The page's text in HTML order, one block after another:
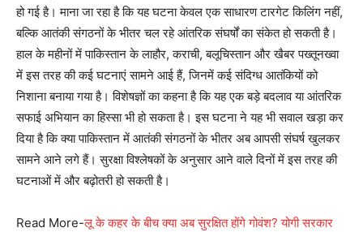
हो गई है। माना जा रहा है कि यह घटना केवल एक साधारण टारगेट किलिंग नहीं,
बल्कि आतंकी संगठनों के भीतर चल रहे आंतरिक संघर्षों का संकेत हो सकती है।
हाल के महीनों में पाकिस्तान के लाहौर, कराची, बलूचिस्तान और खैबर पख्तूनख्वा
में इस तरह की कई घटनाएं सामने आई हैं, जिनमें कई संदिग्ध आतंकियों को
निशाना बनाया गया है। विशेषज्ञों का कहना है कि यह एक बड़े बदलाव या आंतरिक
सफाई अभियान का हिस्सा भी हो सकता है। इस घटना ने यह भी सवाल खड़ा कर
दिया है कि क्या पाकिस्तान में आतंकी संगठनों के भीतर अब आपसी संघर्ष खुलकर
सामने आने लगे हैं। सुरक्षा विश्लेषकों के अनुसार आने वाले दिनों में इस तरह की
घटनाओं में और बढ़ोतरी हो सकती है।
Read More-लू के कहर के बीच क्या अब सुरक्षित होंगे गोवंश? योगी सरकार